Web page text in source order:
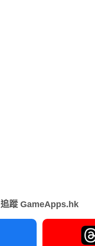
追蹤 GameApps.hk